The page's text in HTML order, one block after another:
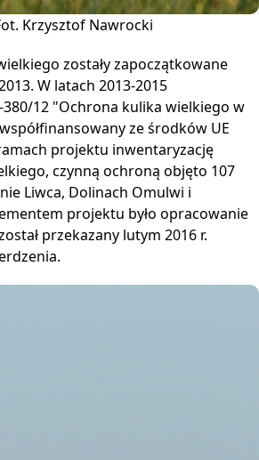
Krzysztof Nawrocki
zostały zapoczątkowane
W latach 2013-2015
380/12 "Ochrona kulika wielkiego w
ze środków UE
projektu inwentaryzację
czynną ochroną objęto 107
Liwca, Dolinach Omulwi i
projektu było opracowanie
przekazany lutym 2016 r.